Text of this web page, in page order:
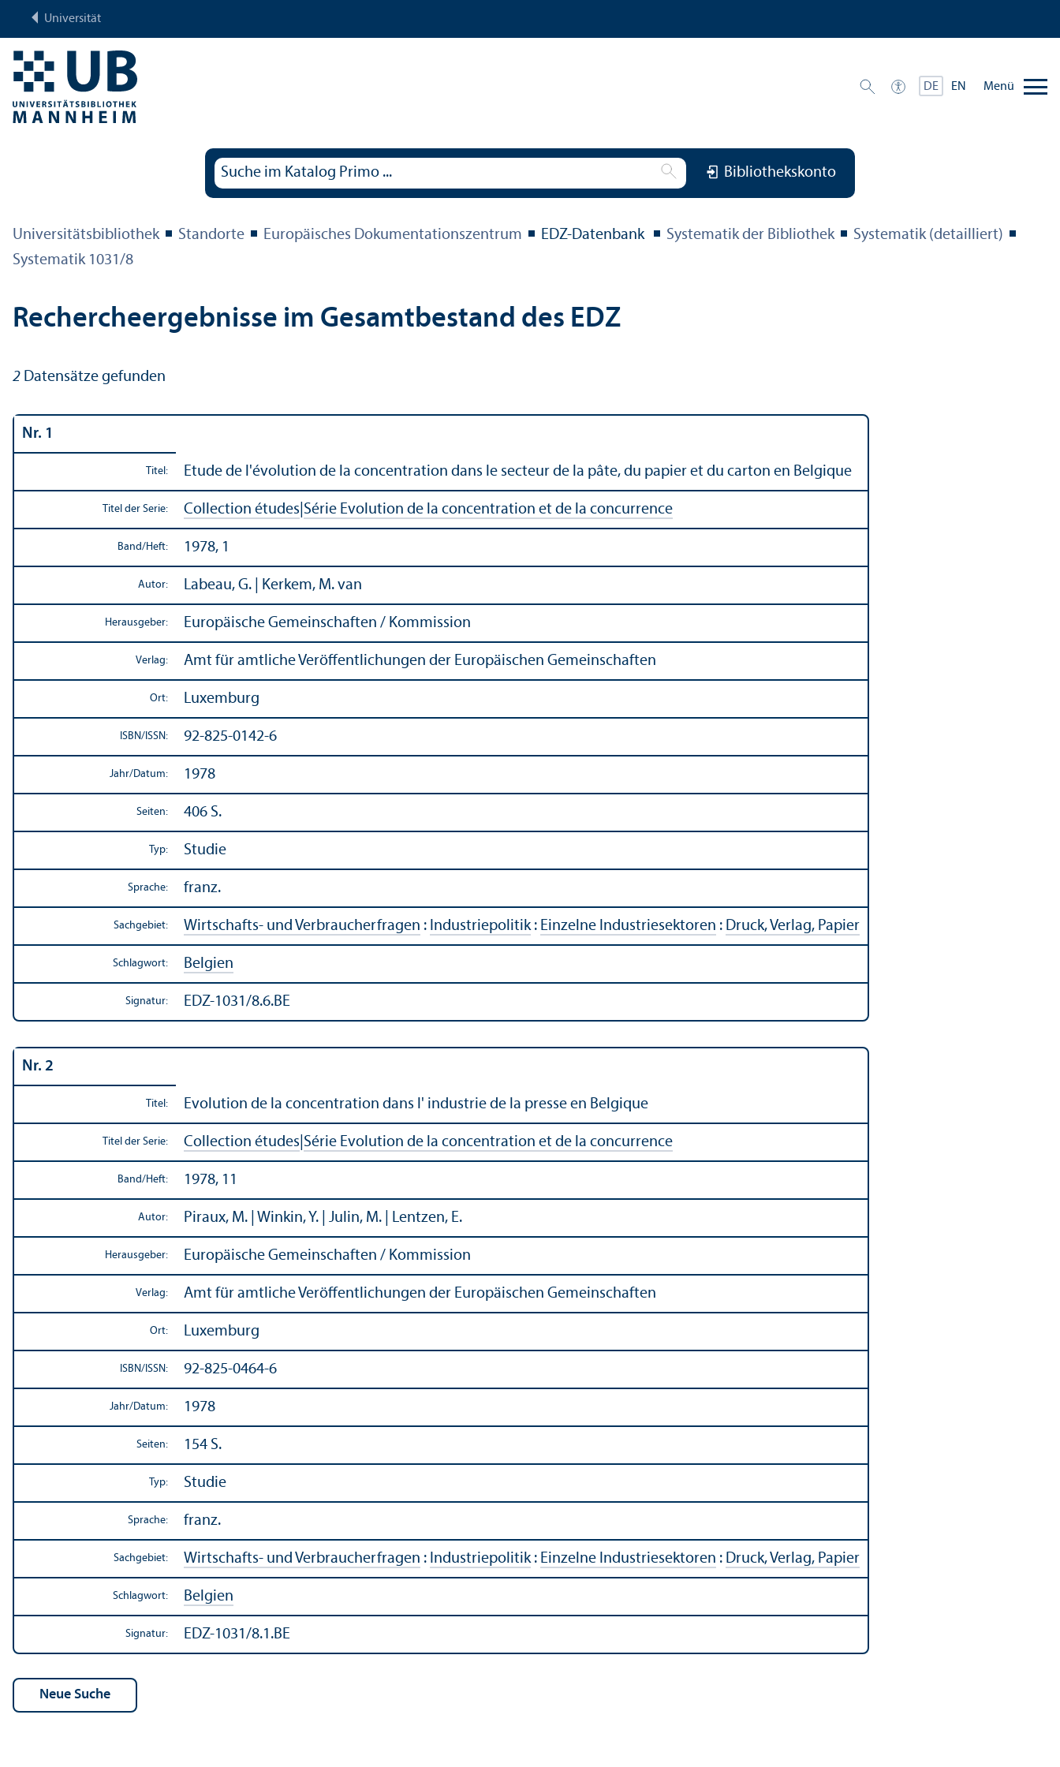
Universität
DE EN Menü
Bibliothekskonto
Universitäts­bibliothek Standorte Europäisches Dokumentations­zentrum EDZ-Datenbank Systematik der Bibliothek
Systematik (detailliert)
Systematik 1031/8
Rechercheergebnisse im Gesamtbestand des EDZ
2 Datensätze gefunden
Nr. 1
Titel: Etude de l'évolution de la concentration dans le secteur de la pâte, du papier et du carton en Belgique
Titel der Serie: Collection études Série Evolution de la concentration et de la concurrence
Band/Heft: 1978, 1
Autor: Labeau, G. | Kerkem, M. van
Herausgeber: Europäische Gemeinschaften / Kommission
Verlag: Amt für amtliche Veröffentlichungen der Europäischen Gemeinschaften
Ort: Luxemburg
ISBN/ ISSN: 92-825-0142-6
Jahr/Datum: 1978
Seiten: 406 S.
Typ: Studie
Sprache: franz.
Sachgebiet: Wirtschafts- und Verbraucherfragen : Industriepolitik: Einzelne Industriesektoren : Druck, Verlag, Papier
Schlagwort: Belgien
Signatur: EDZ-1031/8.6.BE
Nr. 2
Titel: Evolution de la concentration dans l' industrie de la presse en Belgique
Titel der Serie: Collection études Série Evolution de la concentration et de la concurrence
Band/Heft: 1978, 11
Autor: Piraux, M. | Winkin, Y. | Julin, M. | Lentzen, E.
Herausgeber: Europäische Gemeinschaften / Kommission
Verlag: Amt für amtliche Veröffentlichungen der Europäischen Gemeinschaften
Ort: Luxemburg
ISBN/ ISSN: 92-825-0464-6
Jahr/Datum: 1978
Seiten: 154 S.
Typ: Studie
Sprache: franz.
Sachgebiet: Wirtschafts- und Verbraucherfragen : Industriepolitik: Einzelne Industriesektoren : Druck, Verlag, Papier
Schlagwort: Belgien
Signatur: EDZ-1031/8.1.BE